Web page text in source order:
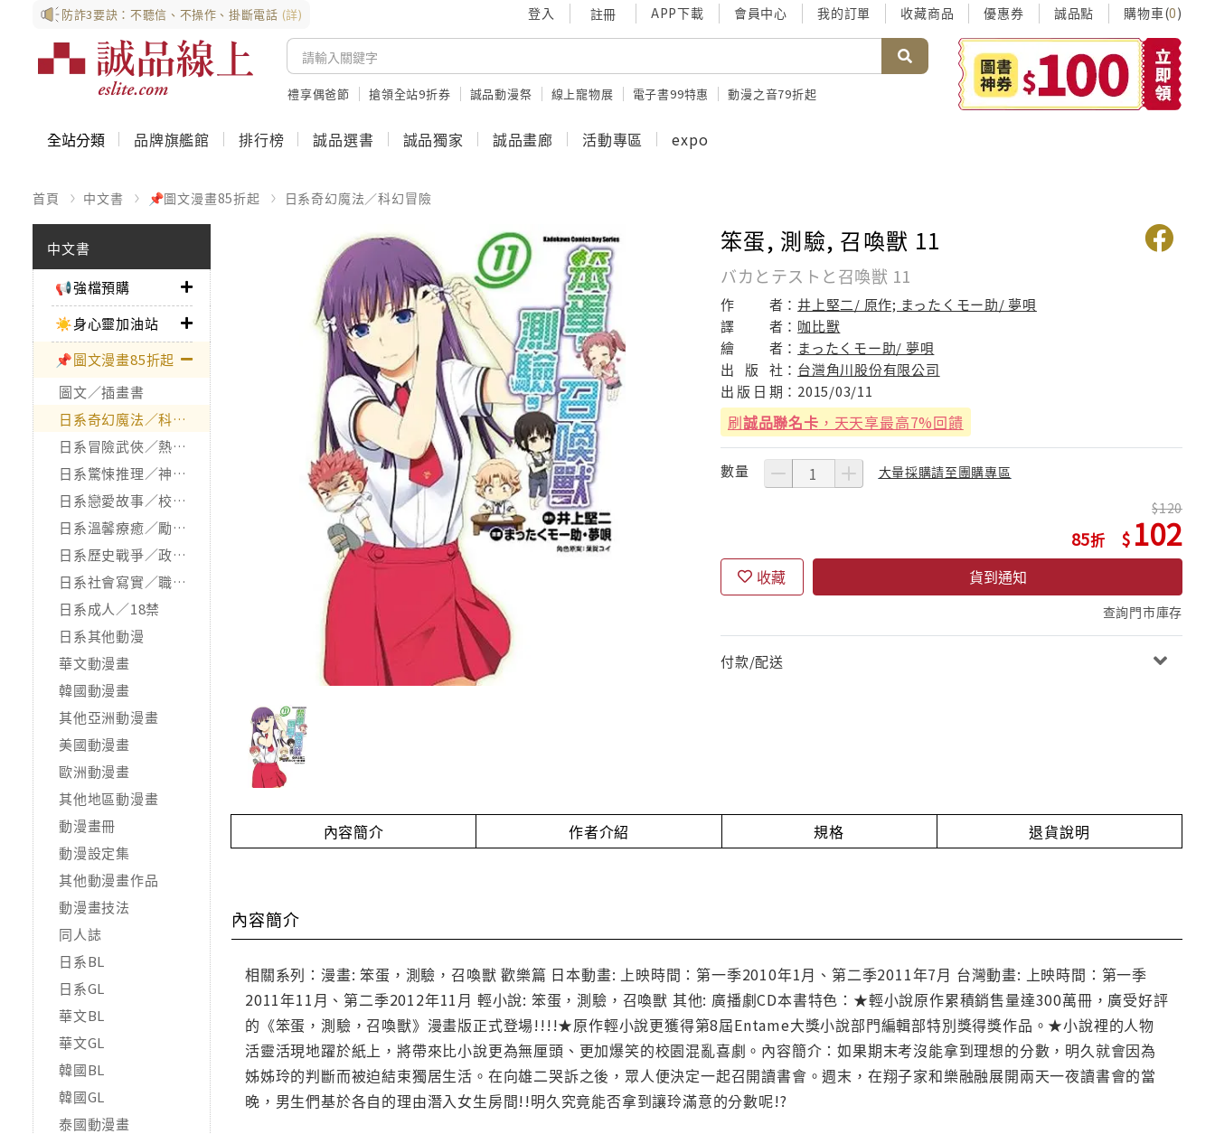
防詐3要訣：不聽信、不操作、掛斷電話 (詳) 登入 註冊 APP下載 會員中心 我的訂單 收藏商品 優惠券 誠品點 購物車(0)
禮享偶爸節 搶領全站9折券 誠品動漫祭 線上寵物展 電子書99特惠 動漫之音79折起
全站分類 品牌旗艦館 排行榜 誠品選書 誠品獨家 誠品畫廊 活動專區 expo
首頁 中文書 📌圖文漫畫85折起 日系奇幻魔法／科幻冒險
中文書
📢強檔預購
☀️身心靈加油站
📌圖文漫畫85折起
圖文／插畫書
日系奇幻魔法／科幻冒險
日系冒險武俠／熱血運動
日系驚悚推理／神怪靈異
日系戀愛故事／校園青春
日系溫馨療癒／勵志搞笑
日系歷史戰爭／政治宗教
日系社會寫實／職場職人
日系成人／18禁
日系其他動漫
華文動漫畫
韓國動漫畫
其他亞洲動漫畫
美國動漫畫
歐洲動漫畫
其他地區動漫畫
動漫畫冊
動漫設定集
其他動漫畫作品
動漫畫技法
同人誌
日系BL
日系GL
華文BL
華文GL
韓國BL
韓國GL
泰國動漫畫
笨蛋, 測驗, 召喚獸 11
バカとテストと召喚獣 11
作 者： 井上堅二/ 原作; まったくモー助/ 夢唄
譯
者： 咖比獸
繪
者： まったくモー助/ 夢唄
出
版 社： 台灣角川股份有限公司
出 版 日 期： 2015/03/11
刷誠品聯名卡 ，天天享最高7%回饋
數量 大量採購請至團購專區
85
120
102
收藏 貨到通知
查詢門市庫存
付款/配送
內容簡介 作者介紹 規格 退貨說明
內容簡介
相關系列：漫畫: 笨蛋，測驗，召喚獸 歡樂篇 日本動畫: 上映時間：第一季2010年1月、第二季2011年7月 台灣動畫: 上映時間：第一季
2011年11月、第二季2012年11月 輕小說: 笨蛋，測驗，召喚獸 其他: 廣播劇CD本書特色：★輕小說原作累積銷售量達300萬冊，廣受好評
的《笨蛋，測驗，召喚獸》漫畫版正式登場!!!!★原作輕小說更獲得第8屆Entame大獎小說部門編輯部特別獎得獎作品。★小說裡的人物
活靈活現地躍於紙上，將帶來比小說更為無厘頭、更加爆笑的校園混亂喜劇。內容簡介：如果期末考沒能拿到理想的分數，明久就會因為
姊姊玲的判斷而被迫結束獨居生活。在向雄二哭訴之後，眾人便決定一起召開讀書會。週末，在翔子家和樂融融展開兩天一夜讀書會的當
晚，男生們基於各自的理由潛入女生房間!!明久究竟能否拿到讓玲滿意的分數呢!?